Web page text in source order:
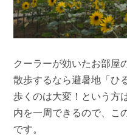
クーラーが効いたお部屋
散歩するなら避暑地「ひ
歩くのは大変！という方
内を一周できるので、こ
です。